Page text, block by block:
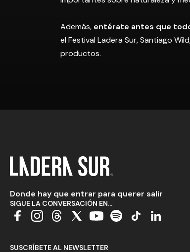
Además, entérate antes que
el Festival Ladera Sur, Santiago
productos.
Donde hay que entrar para querer salir
SIGUE LA CONVERSACIÓN EN...
SUSCRÍBETE AL NEWSLETTER